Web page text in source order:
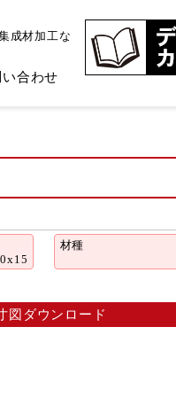
成材加工な
合わせ
材種
図ダウンロード